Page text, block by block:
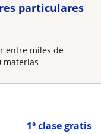
particulares
entre miles de
materias
1ª clase gratis